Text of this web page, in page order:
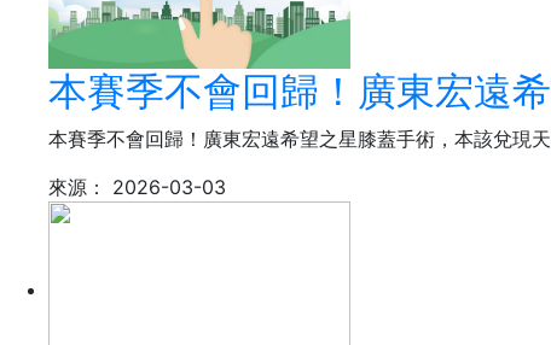
本賽季不會回歸！廣東宏遠
本賽季不會回歸！廣東宏遠希望之星膝蓋手術，本該兌現
來源：
2026-03-03